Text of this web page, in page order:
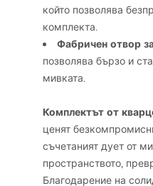
който позволява
комплекта.
Фабричен отвор
позволява бързо и
мивката.
Комплектът от
ценят
съчетаният дует от
пространството,
Благодарение на